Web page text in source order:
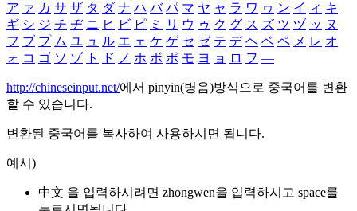
ア ァ カ サ ザ タ ダ ナ ハ バ パ マ ヤ ャ ラ ワ ヮ ン イ ィ キ
ギ シ ジ チ ヂ ニ ヒ ビ ピ ミ リ ウ ゥ ク グ ス ズ ツ ヅ ッ ヌ
フ ブ プ ム ユ ュ ル エ ェ ケ ゲ セ ゼ テ デ ヘ ベ ペ メ レ オ
ォ コ ゴ ソ ゾ ト ド ノ ホ ボ ポ モ ヨ ョ ロ ヲ ―
http://chineseinput.net/에서 pinyin(병음)방식으로 중국어를 변환
할 수 있습니다.
변환된 중국어를 복사하여 사용하시면 됩니다.
예시)
中文 을 입력하시려면 zhongwen을 입력하시고 space를